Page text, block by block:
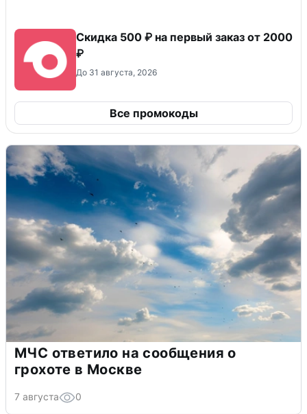
Скидка 500 ₽ на первый заказ от 2000
₽
До 31 августа, 2026
Все промокоды
МЧС ответило на сообщения о
грохоте в Москве
7 августа 0